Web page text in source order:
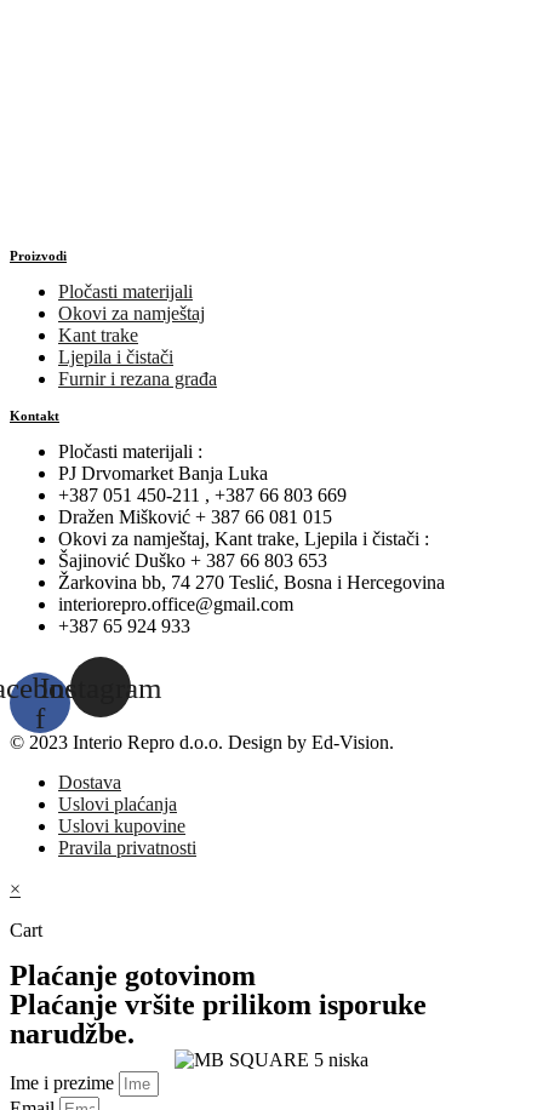
Proizvodi
Pločasti materijali
Okovi za namještaj
Kant trake
Ljepila i čistači
Furnir i rezana građa
Kontakt
Pločasti materijali :
PJ Drvomarket Banja Luka
+387 051 450-211 , +387 66 803 669
Dražen Mišković + 387 66 081 015
Okovi za namještaj, Kant trake, Ljepila i čistači :
Šajinović Duško + 387 66 803 653
Žarkovina bb, 74 270 Teslić, Bosna i Hercegovina
interiorepro.office@gmail.com
+387 65 924 933
f
Instagram
© 2023 Interio Repro d.o.o. Design by Ed-Vision.
Dostava
Uslovi plaćanja
Uslovi kupovine
Pravila privatnosti
×
Cart
Plaćanje gotovinom
Plaćanje vršite prilikom isporuke
narudžbe.
Ime i prezime